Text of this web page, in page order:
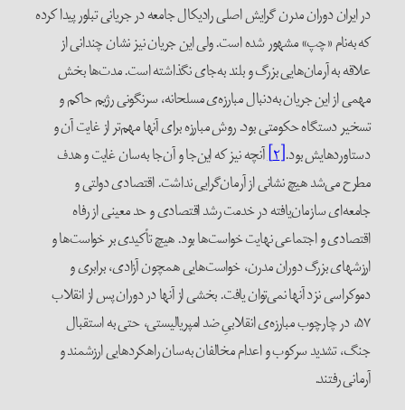
در ایران دوران مدرن گرایش اصلی رادیکال جامعه در جریانی تبلور پیدا ‌کرده
که به‌نام «چپ» مشهور شده است. ولی این جریان نیز نشان چندانی از
علاقه به آرمان‌هایی بزرگ و بلند به‌جای نگذاشته است. مدت‌ها بخش
مهمی از این جریان به‌دنبال مبارزه‌ی مسلحانه،‌ سرنگونی رژیم حاکم و
تسخیر دستگاه حکومتی بود. روش مبارزه برای آنها مهم‌تر از غایت آن و
دستاوردهایش بود.[۲] آنچه نیز که این‌جا و آن‌جا به‌سان غایت و هدف
مطرح می‌شد هیچ نشانی از آرمان‌گرایی نداشت. اقتصادی دولتی و
جامعه‌ای سازمان‌یافته در خدمت رشد اقتصادی و حد معینی از رفاه
اقتصادی و اجتماعی نهایت خواست‌ها بود. هیچ تأکیدی بر خواست‌ها و
ارزشهای بزرگ دوران مدرن، خواست‌هایی همچون آزادی، برابری و
دموکراسی نزد آنها نمی‌توان یافت. بخشی از آنها در دوران پس از انقلاب
۵۷، در چارچوب مبارزه‌ی انقلابیِ ضد امپریالیستی، حتی به استقبال
جنگ، تشدید سرکوب و اعدام مخالفان به‌سان راهکردهایی ارزشمند و
آرمانی رفتند.